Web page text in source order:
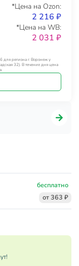
*Цена на Ozon:
2 216 ₽
*Цена на WB:
2 031 ₽
региона г. Воронеж у
32). В течение дня цена
бесплатно
от 363 ₽